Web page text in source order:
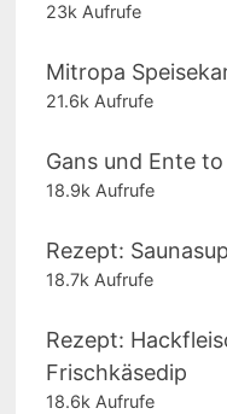
23k Aufrufe
Mitropa
21.6k Aufrufe
Gans und Ente
18.9k Aufrufe
Rezept:
18.7k Aufrufe
Rezept:
Frischkäsedip
18.6k Aufrufe